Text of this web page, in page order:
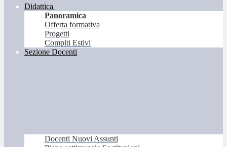
Didattica
Panoramica
Offerta formativa
Progetti
Compiti Estivi
Sezione Docenti
Docenti Nuovi Assunti